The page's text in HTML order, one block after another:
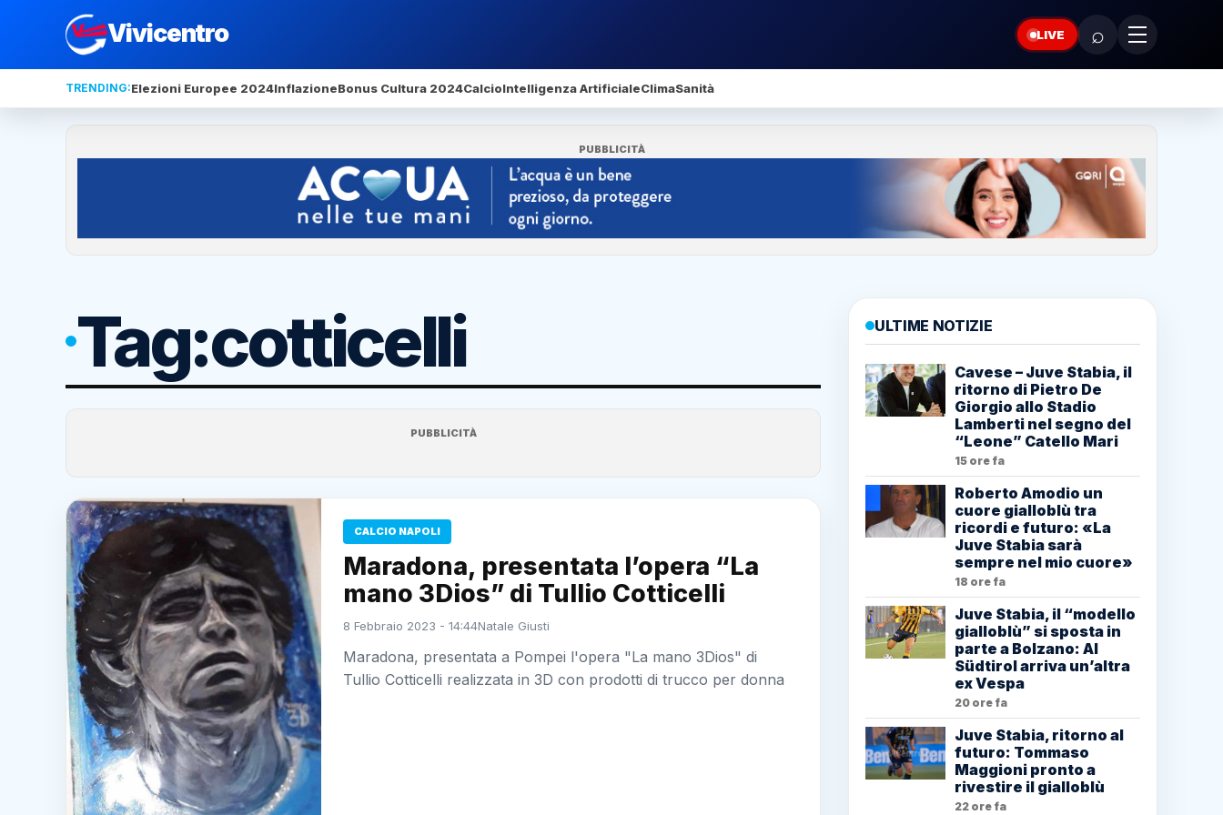
Vivicentro LIVE ⌕
TRENDING:Elezioni Europee 2024InflazioneBonus Cultura 2024CalcioIntelligenza ArtificialeClimaSanità
PUBBLICITÀ
Tag:cotticelli
PUBBLICITÀ
CALCIO NAPOLI
Maradona, presentata l’opera “La
mano 3Dios” di Tullio Cotticelli
8 Febbraio 2023 - 14:44Natale Giusti
Maradona, presentata a Pompei l'opera "La mano 3Dios" di
Tullio Cotticelli realizzata in 3D con prodotti di trucco per donna
ULTIME NOTIZIE
Cavese – Juve Stabia, il
ritorno di Pietro De
Giorgio allo Stadio
Lamberti nel segno del
“Leone” Catello Mari
15 ore fa
Roberto Amodio un
cuore gialloblù tra
ricordi e futuro: «La
Juve Stabia sarà
sempre nel mio cuore»
18 ore fa
Juve Stabia, il “modello
gialloblù” si sposta in
parte a Bolzano: Al
Südtirol arriva un’altra
ex Vespa
20 ore fa
Juve Stabia, ritorno al
futuro: Tommaso
Maggioni pronto a
rivestire il gialloblù
22 ore fa